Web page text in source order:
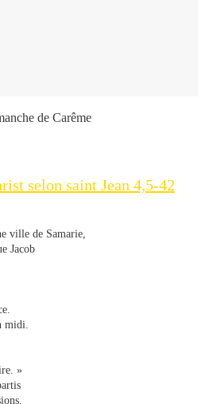
de Carême
selon saint Jean 4,5-42
ville de Samarie,
Jacob
midi.
»